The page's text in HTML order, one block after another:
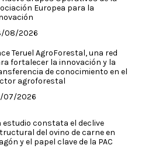
Europea para la
08/2026
Teruel AgroForestal, una red
fortalecer la innovación y la
de conocimiento en el
agroforestal
07/2026
estudio constata el declive
del ovino de carne en
y el papel clave de la PAC